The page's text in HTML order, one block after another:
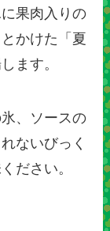
果肉入りの
かけた「夏
ます。
、ソースの
ないびっく
ださい。